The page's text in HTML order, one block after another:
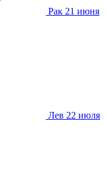
Рак 21 июня
Лев 22 июля